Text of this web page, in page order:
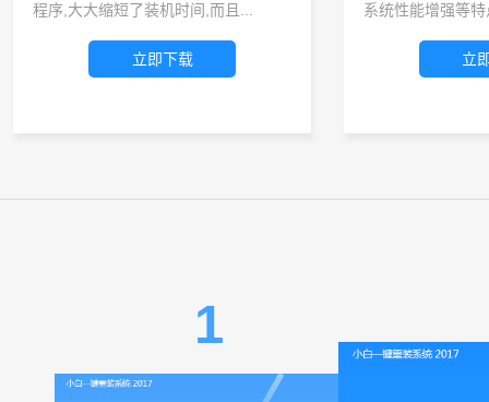
程序,大大缩短了装机时间,而且...
立即下载
系统性能增强等
立
1